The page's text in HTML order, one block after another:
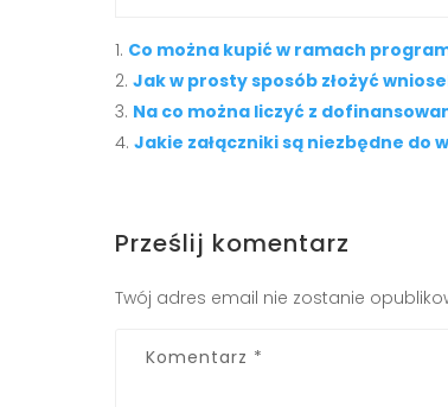
Co można kupić w ramach
Jak w prosty sposób złożyć
Na co można liczyć z
Jakie załączniki są niezbędne do
Prześlij komentarz
Twój adres email nie zostanie